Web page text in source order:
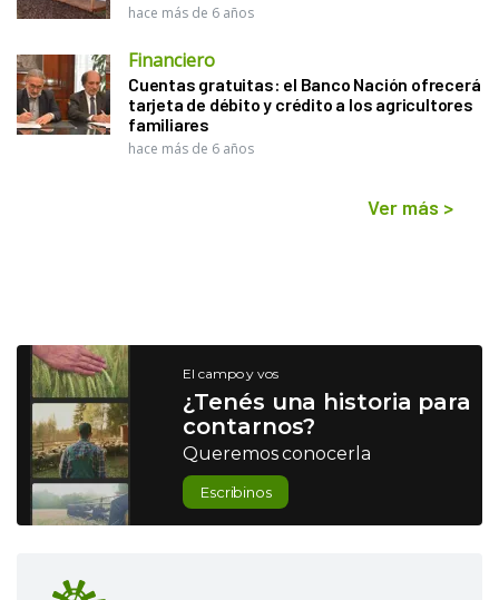
hace más de 6 años
Financiero
Cuentas gratuitas: el Banco Nación ofrecerá
tarjeta de débito y crédito a los agricultores
familiares
hace más de 6 años
Ver más >
El campo y vos
¿Tenés una historia para
contarnos?
Queremos conocerla
Escribinos